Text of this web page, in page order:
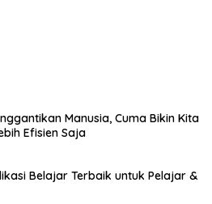
Manusia, Cuma Bikin Kita
Efisien Saja
Belajar Terbaik untuk Pelajar &